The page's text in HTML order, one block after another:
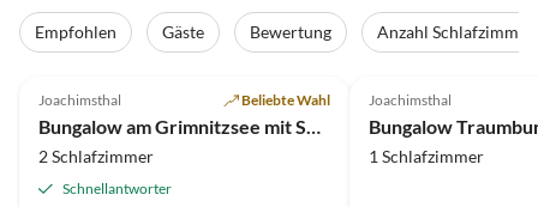
Empfohlen Gäste Bewertung
Anzahl Schlafzimmer
Joachimsthal Beliebte Wahl
2 Schlafzimmer
Schnellantworter
Joachimsthal
1 Schlafzimmer